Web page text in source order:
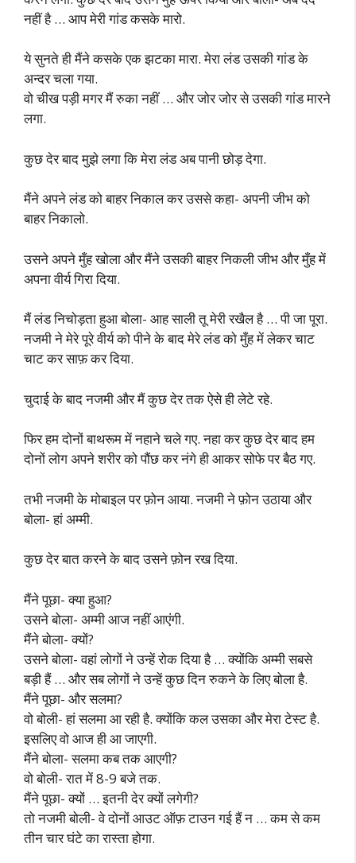
नहीं है … आप मेरी गांड कसके मारो.
ये सुनते ही मैंने कसके एक झटका मारा. मेरा लंड उसकी गांड के
अन्दर चला गया.
वो चीख पड़ी मगर मैं रुका नहीं … और जोर जोर से उसकी गांड मारने
लगा.
कुछ देर बाद मुझे लगा कि मेरा लंड अब पानी छोड़ देगा.
मैंने अपने लंड को बाहर निकाल कर उससे कहा- अपनी जीभ को
बाहर निकालो.
उसने अपने मुँह खोला और मैंने उसकी बाहर निकली जीभ और मुँह में
अपना वीर्य गिरा दिया.
मैं लंड निचोड़ता हुआ बोला- आह साली तू मेरी रखैल है … पी जा पूरा.
नजमी ने मेरे पूरे वीर्य को पीने के बाद मेरे लंड को मुँह में लेकर चाट
चाट कर साफ़ कर दिया.
चुदाई के बाद नजमी और मैं कुछ देर तक ऐसे ही लेटे रहे.
फिर हम दोनों बाथरूम में नहाने चले गए. नहा कर कुछ देर बाद हम
दोनों लोग अपने शरीर को पौंछ कर नंगे ही आकर सोफे पर बैठ गए.
तभी नजमी के मोबाइल पर फ़ोन आया. नजमी ने फ़ोन उठाया और
बोला- हां अम्मी.
कुछ देर बात करने के बाद उसने फ़ोन रख दिया.
मैंने पूछा- क्या हुआ?
उसने बोला- अम्मी आज नहीं आएंगी.
मैंने बोला- क्यों?
उसने बोला- वहां लोगों ने उन्हें रोक दिया है … क्योंकि अम्मी सबसे
बड़ी हैं … और सब लोगों ने उन्हें कुछ दिन रुकने के लिए बोला है.
मैंने पूछा- और सलमा?
वो बोली- हां सलमा आ रही है. क्योंकि कल उसका और मेरा टेस्ट है.
इसलिए वो आज ही आ जाएगी.
मैंने बोला- सलमा कब तक आएगी?
वो बोली- रात में 8-9 बजे तक.
मैंने पूछा- क्यों … इतनी देर क्यों लगेगी?
तो नजमी बोली- वे दोनों आउट ऑफ़ टाउन गई हैं न … कम से कम
तीन चार घंटे का रास्ता होगा.